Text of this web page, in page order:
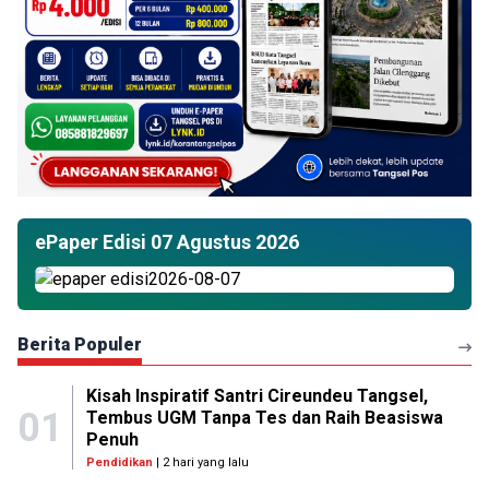
ePaper Edisi 07 Agustus 2026
Berita Populer
01
Kisah Inspiratif Santri Cireundeu Tangsel,
Tembus UGM Tanpa Tes dan Raih Beasiswa
Penuh
Pendidikan | 2 hari yang lalu